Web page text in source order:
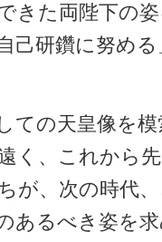
きた両陛下の姿
己研鑽に努め
ての天皇像を模
く、これから
が、次の時代
あるべき姿を